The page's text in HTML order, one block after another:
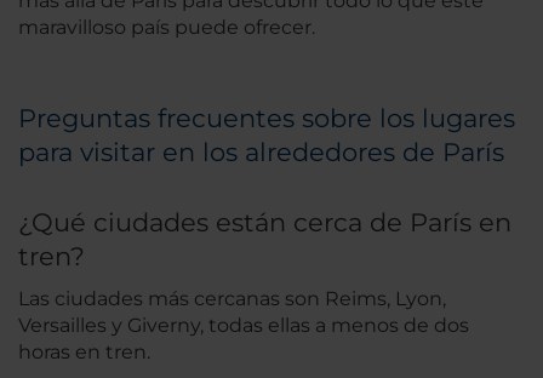
maravilloso país puede ofrecer.
Preguntas frecuentes sobre los lugares
para visitar en los alrededores de París
¿Qué ciudades están cerca de París en
tren?
Las ciudades más cercanas son Reims, Lyon,
Versailles y Giverny, todas ellas a menos de dos
horas en tren.